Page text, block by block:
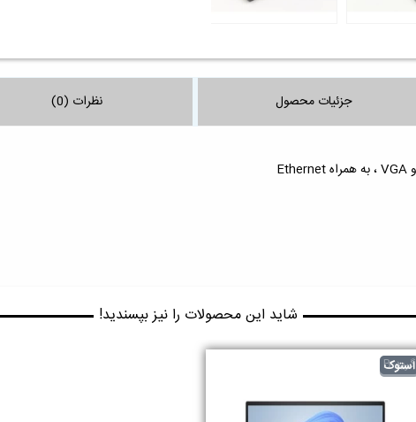
جزئیات محصول نظرات (0)
شاید این محصولات را نیز بپسندید!
گرید B
استوک